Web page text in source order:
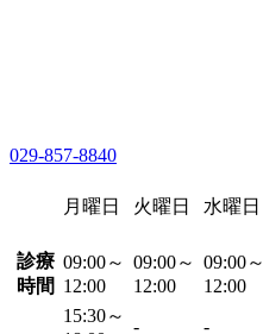
029-857-8840
月曜日 火曜日 水曜日
診療
時間
09:00～
12:00
09:00～
12:00
09:00～
12:00
15:30～
- -